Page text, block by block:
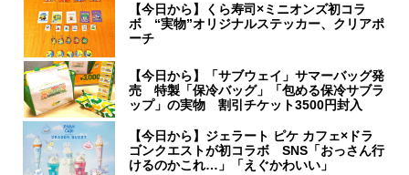
【今日から】くら寿司×ミニオンズ初コラ
ボ “実物”オリジナルステッカー、クリアポ
ーチ
【今日から】「サブウェイ」サマーバッグ発
売 特製「保冷バッグ」「包める保冷サブラ
ップ」の実物 割引チケット3500円封入
【今日から】ジェラート ピケ カフェ×ドラ
ゴンクエストが初コラボ SNS「おっさん行
けるのかこれ…」「えぐかわいい」